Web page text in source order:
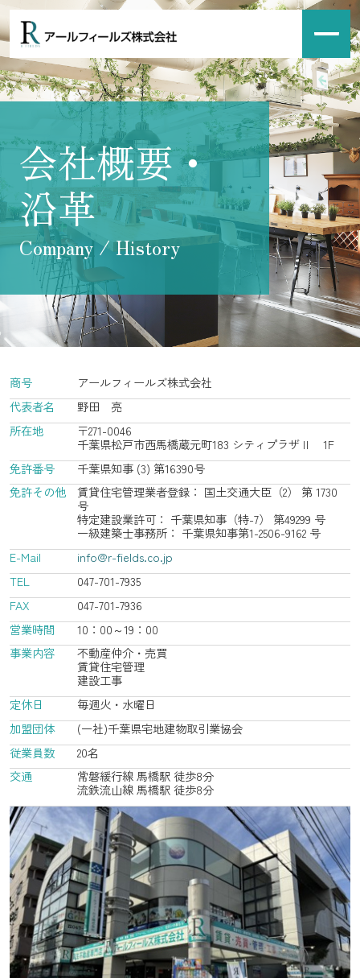
会社概要・
沿革
Company / History
商号
アールフィールズ株式会社
代表者名
野田 亮
所在地
〒271-0046
千葉県松戸市西馬橋蔵元町183 シティプラザⅡ 1F
免許番号
千葉県知事 (3) 第16390号
免許その他
賃貸住宅管理業者登録： 国土交通大臣（2） 第 1730
号
特定建設業許可： 千葉県知事（特-7） 第49299 号
一級建築士事務所： 千葉県知事第1-2506-9162 号
E-Mail
info@r-fields.co.jp
TEL
047-701-7935
FAX
047-701-7936
営業時間
10：00～19：00
事業内容
不動産仲介・売買
賃貸住宅管理
建設工事
定休日
毎週火・水曜日
加盟団体
(一社)千葉県宅地建物取引業協会
従業員数
20名
交通
常磐緩行線 馬橋駅 徒歩8分
流鉄流山線 馬橋駅 徒歩8分